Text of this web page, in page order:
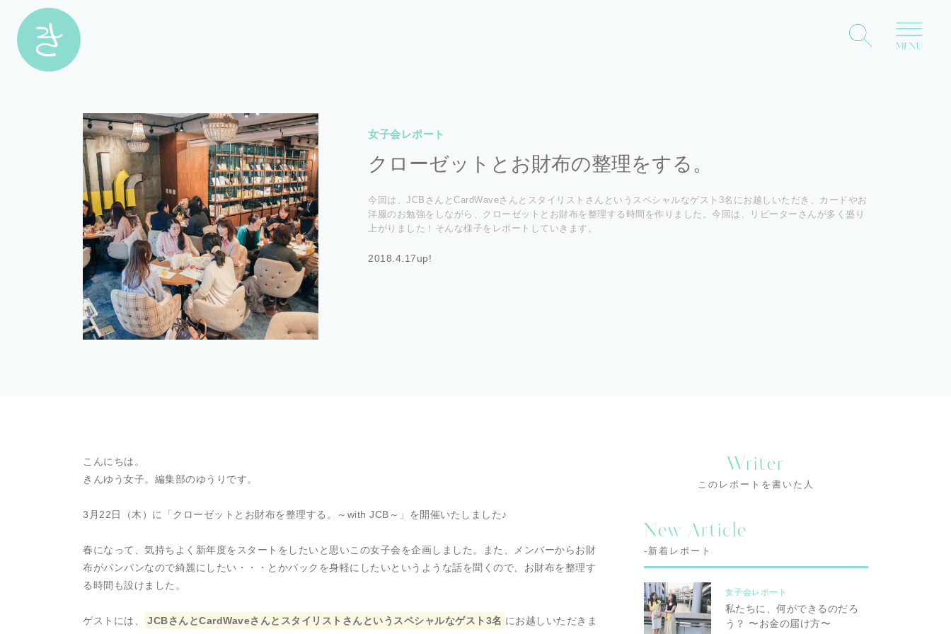
女子会レポート
クローゼットとお財布の整理をする。
今回は、JCBさんとCardWaveさんとスタイリストさんというスペシャルなゲスト3名にお越しいただき、カードやお
洋服のお勉強をしながら、クローゼットとお財布を整理する時間を作りました。今回は、リピーターさんが多く盛り
上がりました！そんな様子をレポートしていきます。
2018.4.17up!
こんにちは。
きんゆう女子。編集部のゆうりです。
3月22日（木）に「クローゼットとお財布を整理する。～with JCB～」を開催いたしました♪
春になって、気持ちよく新年度をスタートをしたいと思いこの女子会を企画しました。また、メンバーからお財
布がパンパンなので綺麗にしたい・・・とかバックを身軽にしたいというような話を聞くので、お財布を整理す
る時間も設けました。
ゲストには、 JCBさんとCardWaveさんとスタイリストさんというスペシャルなゲスト3名 にお越しいただきま
Writer
このレポートを書いた人
New Article
-新着レポート
女子会レポート
私たちに、何ができるのだろ
う？ 〜お金の届け方〜